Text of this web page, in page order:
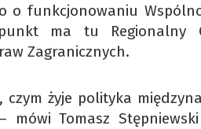
o funkcjonowaniu
ma tu Regionalny
Zagranicznych.
żyje polityka
Tomasz